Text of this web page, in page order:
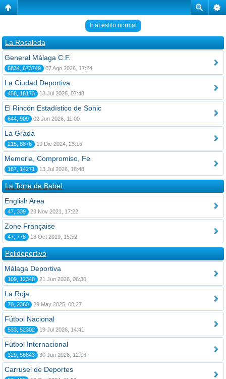
Ir al estilo normal
La Rosaleda
General Málaga C.F.
6834, 673749 07 Ago 2026, 17:24
La Ciudad Deportiva
458, 18173 13 Jul 2026, 07:48
El Rincón Estadístico de Sonic
644, 909 02 Jun 2026, 11:00
La Grada
215, 8876 19 Dic 2024, 23:16
Memoria, Compromiso, Fe
187, 14271 13 Jul 2026, 18:48
La Torre de Babel
English Area
47, 339 23 Nov 2021, 17:22
Zone Française
47, 778 18 Oct 2019, 15:52
Polideportivo
Málaga Deportiva
109, 12340 21 Jun 2026, 06:30
La Roja
70, 2360 29 May 2025, 08:27
Fútbol Nacional
533, 52302 19 Jul 2026, 14:41
Fútbol Internacional
329, 56843 30 Jun 2026, 12:16
Carrusel de Deportes